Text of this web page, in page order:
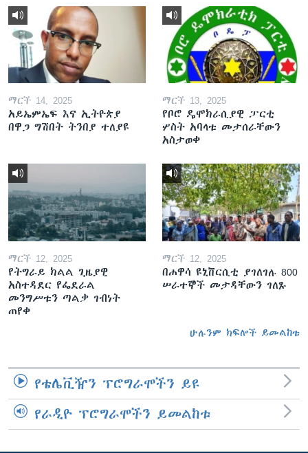
ማርች 14, 2025
አይኤምኤፍ እና ኢትዮጵያ
በዋጋ ግሽበት ትንበያ ተለያዩ
ማርች 13, 2025
የቦሮ ዴሞክራሲያዊ ፓርቲ
ሦስት አባላቱ መታሰራቸውን
አስታወቀ
ማርች 12, 2025
የትግራይ ክልል ጊዜያዊ
አስተዳደር የፌደራል
መንግሥቱን ጣልቃ ገብነት
ጠየቀ
ማርች 12, 2025
በሐዋሳ ዩኒቨርሲቲ ያገለገሉ 800
ሠራተኞች መታዳቸውን ገለጹ
ሁሉንም ክፍሎች ይመልከቱ
የቴሌቪዥን ፕሮግራሞችን ይዩ
የራዲዮ ፕሮግራሞችን ይመልከቱ